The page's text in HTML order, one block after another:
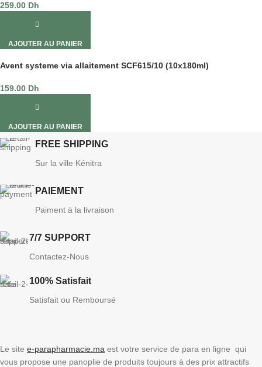
259.00 Dh
AJOUTER AU PANIER
Avent systeme via allaitement SCF615/10 (10x180ml)
159.00 Dh
AJOUTER AU PANIER
FREE SHIPPING
Sur la ville Kénitra
PAIEMENT
Paiment à la livraison
7/7 SUPPORT
Contactez-Nous
100% Satisfait
Satisfait ou Remboursé
Le site e-parapharmacie.ma est votre service de para en ligne qui
vous propose une panoplie de produits toujours à des prix attractifs